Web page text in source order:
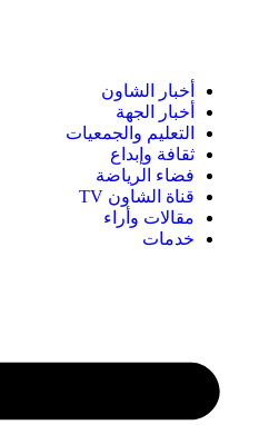
أخبار الشاون
أخبار الجهة
التعليم والجمعيات
ثقافة وإبداع
فضاء الرياضة
قناة الشاون TV
مقالات وأراء
خدمات